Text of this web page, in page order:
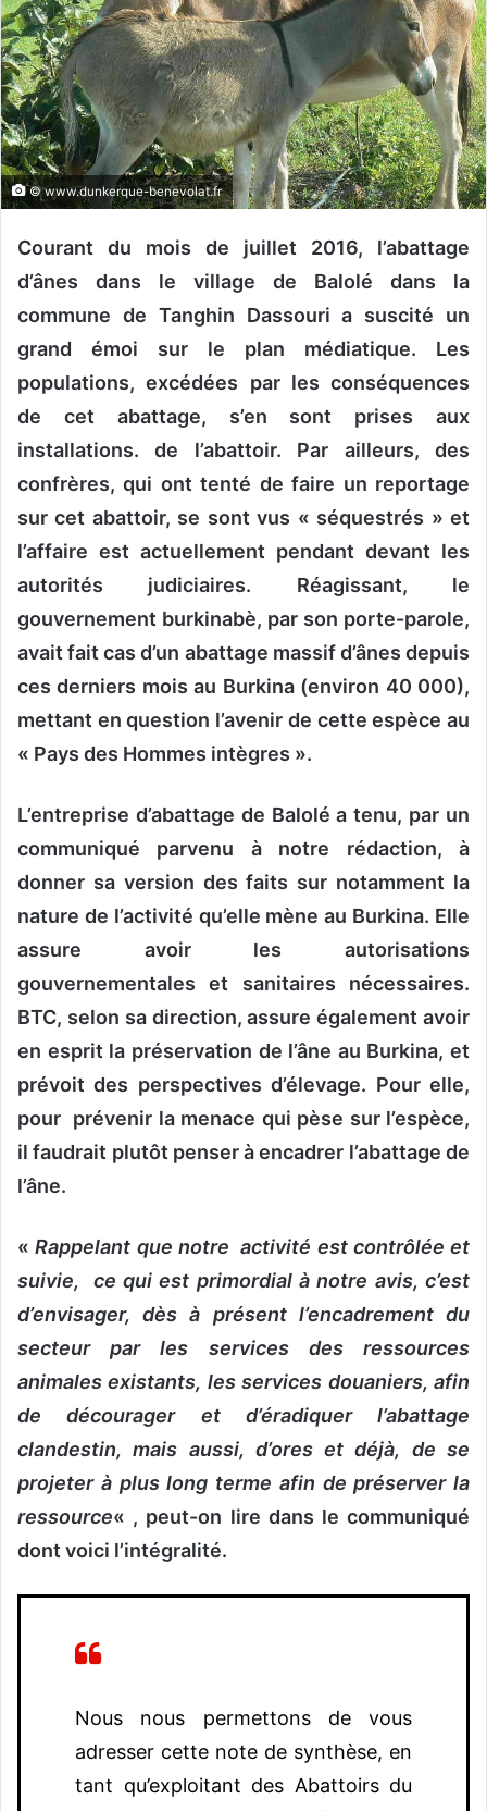
u
n
c
u
r
r
i
l
© www.dunkerque-benevolat.fr
Courant du mois de juillet 2016, l’abattage
d’ânes dans le village de Balolé dans la
commune de Tanghin Dassouri a suscité un
grand émoi sur le plan médiatique. Les
populations, excédées par les conséquences
de cet abattage, s’en sont prises aux
installations. de l’abattoir. Par ailleurs, des
confrères, qui ont tenté de faire un reportage
sur cet abattoir, se sont vus « séquestrés » et
l’affaire est actuellement pendant devant les
autorités judiciaires. Réagissant, le
gouvernement burkinabè, par son porte-parole,
avait fait cas d’un abattage massif d’ânes depuis
ces derniers mois au Burkina (environ 40 000),
mettant en question l’avenir de cette espèce au
« Pays des Hommes intègres ».
L’entreprise d’abattage de Balolé a tenu, par un
communiqué parvenu à notre rédaction, à
donner sa version des faits sur notamment la
nature de l’activité qu’elle mène au Burkina. Elle
assure avoir les autorisations
gouvernementales et sanitaires nécessaires.
BTC, selon sa direction, assure également avoir
en esprit la préservation de l’âne au Burkina, et
prévoit des perspectives d’élevage. Pour elle,
pour prévenir la menace qui pèse sur l’espèce,
il faudrait plutôt penser à encadrer l’abattage de
l’âne.
«Rappelant que notre activité est contrôlée et
suivie, ce qui est primordial à notre avis, c’est
d’envisager, dès à présent l’encadrement du
secteur par les services des ressources
animales existants, les services douaniers, afin
de décourager et d’éradiquer l’abattage
clandestin, mais aussi, d’ores et déjà, de se
projeter à plus long terme afin de préserver la
ressource« , peut-on lire dans le communiqué
dont voici l’intégralité.
Nous nous permettons de vous
adresser cette note de synthèse, en
tant qu’exploitant des Abattoirs du